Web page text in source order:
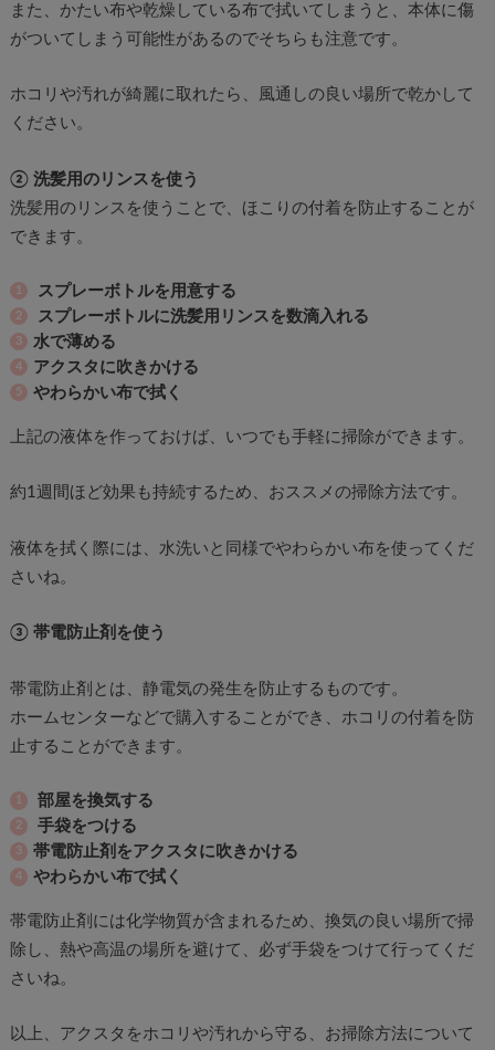
また、かたい布や乾燥している布で拭いてしまうと、本体に傷
がついてしまう可能性があるのでそちらも注意です。
ホコリや汚れが綺麗に取れたら、風通しの良い場所で乾かして
ください。
② 洗髪用のリンスを使う
洗髪用のリンスを使うことで、ほこりの付着を防止することが
できます。
スプレーボトルを用意する
スプレーボトルに洗髪用リンスを数滴入れる
水で薄める
アクスタに吹きかける
やわらかい布で拭く
上記の液体を作っておけば、いつでも手軽に掃除ができます。
約1週間ほど効果も持続するため、おススメの掃除方法です。
液体を拭く際には、水洗いと同様でやわらかい布を使ってくだ
さいね。
③ 帯電防止剤を使う
帯電防止剤とは、静電気の発生を防止するものです。
ホームセンターなどで購入することができ、ホコリの付着を防
止することができます。
部屋を換気する
手袋をつける
帯電防止剤をアクスタに吹きかける
やわらかい布で拭く
帯電防止剤には化学物質が含まれるため、換気の良い場所で掃
除し、熱や高温の場所を避けて、必ず手袋をつけて行ってくだ
さいね。
以上、アクスタをホコリや汚れから守る、お掃除方法について